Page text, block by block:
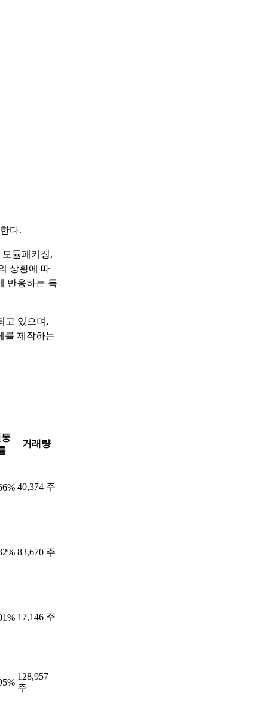
다.
듈패키징,
상황에 따
반응하는 특
고 있으며,
를 제작하는
거래량
40,374 주
83,670 주
17,146 주
128,957
주